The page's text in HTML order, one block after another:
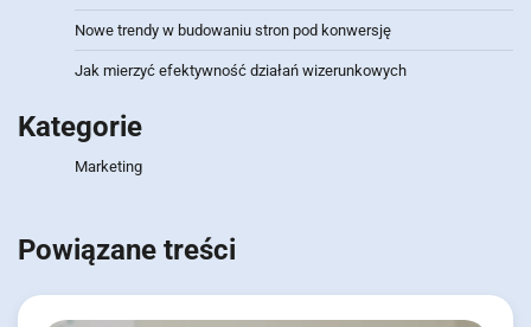
Nowe trendy w budowaniu stron pod konwersję
Jak mierzyć efektywność działań wizerunkowych
Kategorie
Marketing
Powiązane treści